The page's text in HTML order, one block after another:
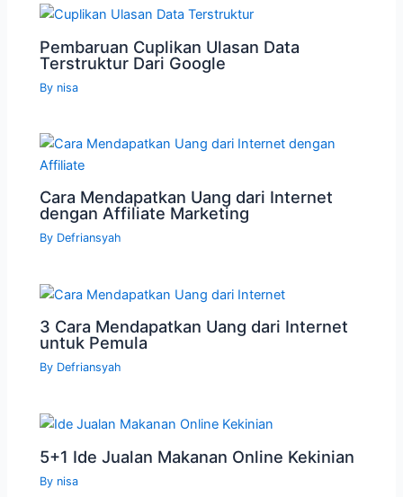
Pembaruan Cuplikan Ulasan Data
Terstruktur Dari Google
By nisa
Cara Mendapatkan Uang dari Internet
dengan Affiliate Marketing
By Defriansyah
3 Cara Mendapatkan Uang dari Internet
untuk Pemula
By Defriansyah
5+1 Ide Jualan Makanan Online Kekinian
By nisa